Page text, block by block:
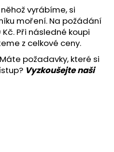
vyrábíme, si
moření. Na požádání
Při následné koupi
z celkové ceny.
Máte požadavky, které si
Vyzkoušejte naši